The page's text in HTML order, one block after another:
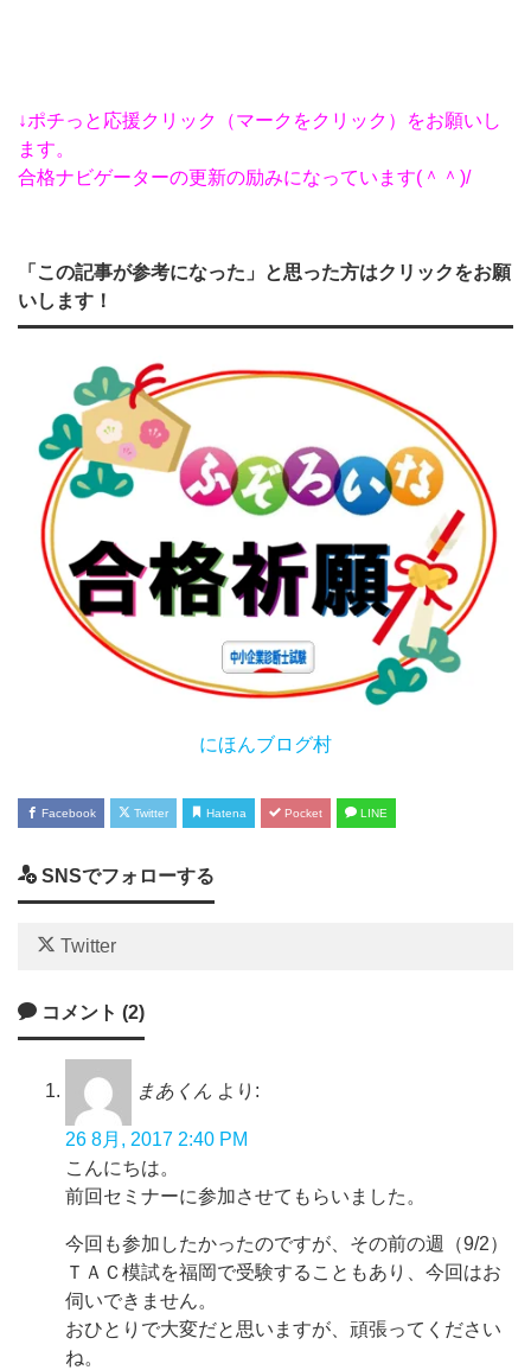
↓ポチっと応援クリック（マークをクリック）をお願いし
ます。
合格ナビゲーターの更新の励みになっています(＾＾)/
「この記事が参考になった」と思った方はクリックをお願
いします！
にほんブログ村
Facebook Twitter Hatena Pocket LINE
SNSでフォローする
Twitter
コメント (2)
まあくん より:
26 8月, 2017 2:40 PM
こんにちは。
前回セミナーに参加させてもらいました。
今回も参加したかったのですが、その前の週（9/2）
ＴＡＣ模試を福岡で受験することもあり、今回はお
伺いできません。
おひとりで大変だと思いますが、頑張ってください
ね。